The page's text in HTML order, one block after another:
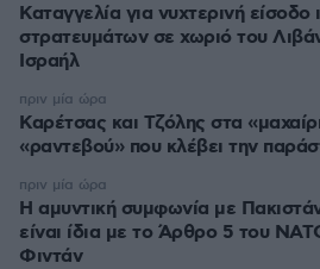
Καταγγελία για νυχτερινή είσοδο
στρατευμάτων σε χωριό του
Ισραήλ
Καρέτσας και Τζόλης στα
«ραντεβού» που κλέβει την
πριν μία ώρα
Η αμυντική συμφωνία με
είναι ίδια με το Άρθρο 5 του
Φιντάν
πριν μία ώρα